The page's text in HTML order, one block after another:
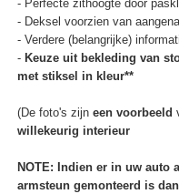
- Perfecte zithoogte door
- Deksel voorzien van
- Verdere (belangrijke)
- Keuze uit bekleding van
met stiksel in kleur**
(De foto's zijn een voorbeeld
willekeurig interieur
NOTE: Indien er in uw auto
armsteun gemonteerd is